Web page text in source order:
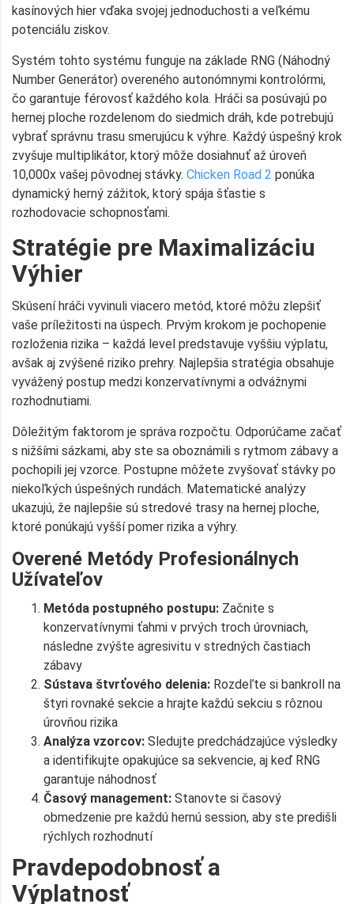
kasínových hier vďaka svojej jednoduchosti a veľkému
potenciálu ziskov.
Systém tohto systému funguje na základe RNG (Náhodný
Number Generátor) overeného autonómnymi kontrolórmi,
čo garantuje férovosť každého kola. Hráči sa posúvajú po
hernej ploche rozdelenom do siedmich dráh, kde potrebujú
vybrať správnu trasu smerujúcu k výhre. Každý úspešný krok
zvyšuje multiplikátor, ktorý môže dosiahnuť až úroveň
10,000x vašej pôvodnej stávky. Chicken Road 2 ponúka
dynamický herný zážitok, ktorý spája šťastie s
rozhodovacie schopnosťami.
Stratégie pre Maximalizáciu
Výhier
Skúsení hráči vyvinuli viacero metód, ktoré môžu zlepšiť
vaše príležitosti na úspech. Prvým krokom je pochopenie
rozloženia rizika – každá level predstavuje vyššiu výplatu,
avšak aj zvýšené riziko prehry. Najlepšia stratégia obsahuje
vyvážený postup medzi konzervatívnymi a odvážnymi
rozhodnutiami.
Dôležitým faktorom je správa rozpočtu. Odporúčame začať
s nižšími sázkami, aby ste sa oboznámili s rytmom zábavy a
pochopili jej vzorce. Postupne môžete zvyšovať stávky po
niekoľkých úspešných rundách. Matematické analýzy
ukazujú, že najlepšie sú stredové trasy na hernej ploche,
ktoré ponúkajú vyšší pomer rizika a výhry.
Overené Metódy Profesionálnych
Užívateľov
Metóda postupného postupu: Začnite s
konzervatívnymi ťahmi v prvých troch úrovniach,
následne zvýšte agresivitu v stredných častiach
zábavy
Sústava štvrťového delenia: Rozdeľte si bankroll na
štyri rovnaké sekcie a hrajte každú sekciu s rôznou
úrovňou rizika
Analýza vzorcov: Sledujte predchádzajúce výsledky
a identifikujte opakujúce sa sekvencie, aj keď RNG
garantuje náhodnosť
Časový management: Stanovte si časový
obmedzenie pre každú hernú session, aby ste predišli
rýchlych rozhodnutí
Pravdepodobnosť a
Výplatnosť